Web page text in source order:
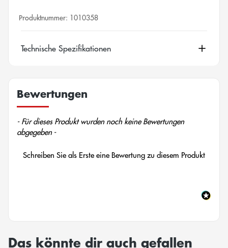
Produktnummer: 1010358
Technische Spezifikationen
Bewertungen
- Für dieses Produkt wurden noch keine Bewertungen
abgegeben -
Schreiben Sie als Erste eine Bewertung zu diesem Produkt
New content loaded
Das könnte dir auch gefallen